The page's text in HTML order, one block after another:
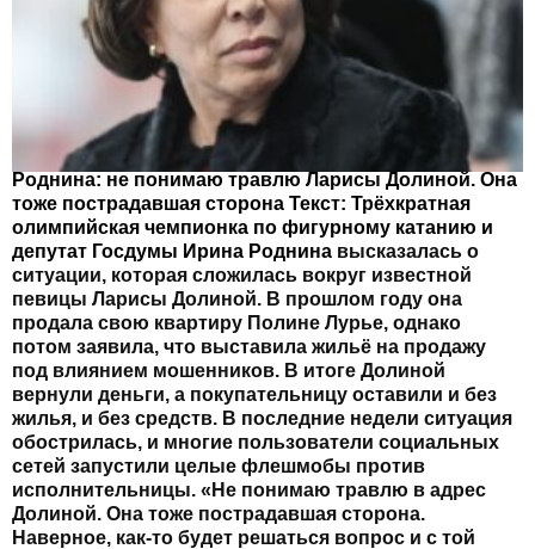
Роднина: не понимаю травлю Ларисы Долиной. Она
тоже пострадавшая сторона Текст: Трёхкратная
олимпийская чемпионка по фигурному катанию и
депутат Госдумы Ирина Роднина высказалась о
ситуации, которая сложилась вокруг известной
певицы Ларисы Долиной. В прошлом году она
продала свою квартиру Полине Лурье, однако
потом заявила, что выставила жильё на продажу
под влиянием мошенников. В итоге Долиной
вернули деньги, а покупательницу оставили и без
жилья, и без средств. В последние недели ситуация
обострилась, и многие пользователи социальных
сетей запустили целые флешмобы против
исполнительницы. «Не понимаю травлю в адрес
Долиной. Она тоже пострадавшая сторона.
Наверное, как-то будет решаться вопрос и с той